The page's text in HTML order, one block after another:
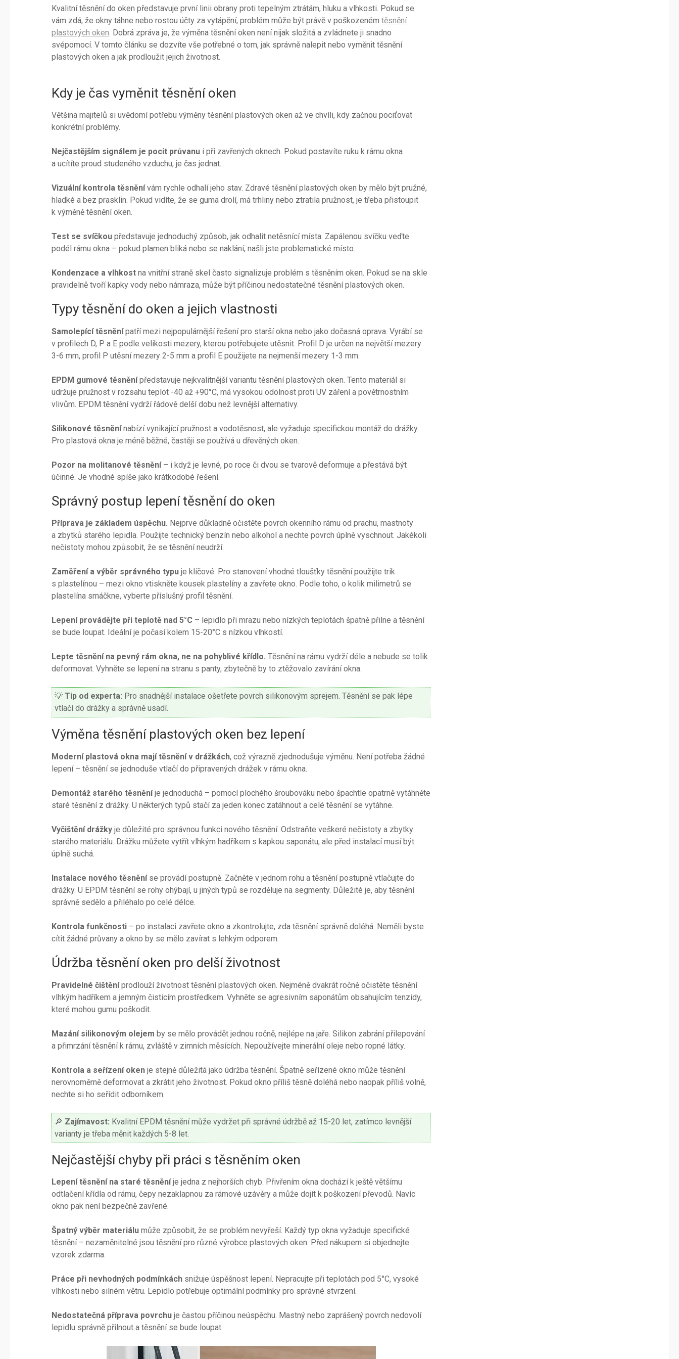
Kvalitní těsnění do oken představuje první linii obrany proti tepelným ztrátám, hluku a vlhkosti. Pokud se
vám zdá, že okny táhne nebo rostou účty za vytápění, problém může být právě v poškozeném těsnění
plastových oken . Dobrá zpráva je, že výměna těsnění oken není nijak složitá a zvládnete ji snadno
svépomocí. V tomto článku se dozvíte vše potřebné o tom, jak správně nalepit nebo vyměnit těsnění
plastových oken a jak prodlou­žit jejich životnost.
Kdy je čas vyměnit těsnění oken
Většina majitelů si uvědomí potřebu výměny těsnění plastových oken až ve chvíli, kdy začnou pociťovat
konkrétní problémy.
Nejčastějším signálem je pocit průvanu i při zavřených oknech. Pokud postavíte ruku k rámu okna
a ucítíte proud studeného vzduchu, je čas jednat.
Vizuální kontrola těsněnívám rychle odhalí jeho stav. Zdravé těsnění plastových oken by mělo být pružné,
hladké a bez prasklin. Pokud vidíte, že se guma drolí, má trhliny nebo ztratila pružnost, je třeba přistoupit
k výměně těsnění oken.
Test se svíčkou představuje jednoduchý způsob, jak odhalit netěsnící místa. Zapálenou svíčku veďte
podél rámu okna – pokud plamen bliká nebo se naklání, našli jste problematické místo.
Kondenzace a vlhkost na vnitřní straně skel často signalizuje problém s těsněním oken. Pokud se na skle
pravidelně tvoří kapky vody nebo námraza, může být příčinou nedostatečné těsnění plastových oken.
Typy těsnění do oken a jejich vlastnosti
Samolepící těsněnípatří mezi nejpopulárnější řešení pro starší okna nebo jako dočasná oprava. Vyrábí se
v profilech D, P a E podle velikosti mezery, kterou potřebujete utěsnit. Profil D je určen na největší mezery
3-6 mm, profil P utěsní mezery 2-5 mm a profil E použijete na nejmenší mezery 1-3 mm.
EPDM gumové těsněnípředstavuje nejkvalitnější variantu těsnění plastových oken. Tento materiál si
udržuje pružnost v rozsahu teplot -40 až +90°C, má vysokou odolnost proti UV záření a povětrnostním
vlivům. EPDM těsnění vydrží řádově delší dobu než levnější alternativy.
Silikonové těsněnínabízí vynikající pružnost a vodotěsnost, ale vyžaduje specifickou montáž do drážky.
Pro plastová okna je méně běžné, častěji se používá u dřevěných oken.
Pozor na molitanové těsnění– i když je levné, po roce či dvou se tvarově deformuje a přestává být
účinné. Je vhodné spíše jako krátkodobé řešení.
Správný postup lepení těsnění do oken
Příprava je základem úspěchu. Nejprve důkladně očistěte povrch okenního rámu od prachu, mastnoty
a zbytků starého lepidla. Použijte technický benzín nebo alkohol a nechte povrch úplně vyschnout. Jakékoli
nečistoty mohou způsobit, že se těsnění neudrží.
Zaměření a výběr správného typu je klíčové. Pro stanovení vhodné tloušťky těsnění použijte trik
s plastelínou – mezi okno vtiskněte kousek plastelíny a zavřete okno. Podle toho, o kolik milimetrů se
plastelína smáčkne, vyberte příslušný profil těsnění.
Lepení provádějte při teplotě nad 5°C – lepidlo při mrazu nebo nízkých teplotách špatně přilne a těsnění
se bude loupat. Ideální je počasí kolem 15-20°C s nízkou vlhkostí.
Lepte těsnění na pevný rám okna, ne na pohyblivé křídlo. Těsnění na rámu vydrží déle a nebude se tolik
deformovat. Vyhněte se lepení na stranu s panty, zbytečně by to ztěžovalo zavírání okna.
💡 Tip od experta: Pro snadnější instalace ošetřete povrch silikonovým sprejem. Těsnění se pak lépe
vtlačí do drážky a správně usadí.
Výměna těsnění plastových oken bez lepení
Moderní plastová okna mají těsnění v drážkách, což výrazně zjednodušuje výměnu. Není potřeba žádné
lepení – těsnění se jednoduše vtlačí do připravených drážek v rámu okna.
Demontáž starého těsněníje jednoduchá – pomocí plochého šroubováku nebo špachtle opatrně vytáhněte
staré těsnění z drážky. U některých typů stačí za jeden konec zatáhnout a celé těsnění se vytáhne.
Vyčištění drážky je důležité pro správnou funkci nového těsnění. Odstraňte veškeré nečistoty a zbytky
starého materiálu. Drážku můžete vytřít vlhkým hadříkem s kapkou saponátu, ale před instalací musí být
úplně suchá.
Instalace nového těsněníse provádí postupně. Začněte v jednom rohu a těsnění postupně vtlačujte do
drážky. U EPDM těsnění se rohy ohýbají, u jiných typů se rozděluje na segmenty. Důležité je, aby těsnění
správně sedělo a přiléhalo po celé délce.
Kontrola funkčnosti – po instalaci zavřete okno a zkontrolujte, zda těsnění správně doléhá. Neměli byste
cítit žádné průvany a okno by se mělo zavírat s lehkým odporem.
Údržba těsnění oken pro delší životnost
Pravidelné čištěníprodlouží životnost těsnění plastových oken. Nejméně dvakrát ročně očistěte těsnění
vlhkým hadříkem a jemným čisticím prostředkem. Vyhněte se agresivním saponátům obsahujícím tenzidy,
které mohou gumu poškodit.
Mazání silikonovým olejem by se mělo provádět jednou ročně, nejlépe na jaře. Silikon zabrání přilepování
a přimrzání těsnění k rámu, zvláště v zimních měsících. Nepoužívejte minerální oleje nebo ropné látky.
Kontrola a seřízení oken je stejně důležitá jako údržba těsnění. Špatně seřízené okno může těsnění
nerovnoměrně deformovat a zkrátit jeho životnost. Pokud okno příliš těsně doléhá nebo naopak příliš volně,
nechte si ho seřídit odborníkem.
🔎 Zajímavost: Kvalitní EPDM těsnění může vydržet při správné údržbě až 15-20 let, zatímco levnější
varianty je třeba měnit každých 5-8 let.
Nejčastější chyby při práci s těsněním oken
Lepení těsnění na staré těsněníje jedna z nejhorších chyb. Přivřením okna dochází k ještě většímu
odtlačení křídla od rámu, čepy nezaklapnou za rámové uzávěry a může dojít k poškození převodů. Navíc
okno pak není bezpečně zavřené.
Špatný výběr materiálu může způsobit, že se problém nevyřeší. Každý typ okna vyžaduje specifické
těsnění – nezaměnitelné jsou těsnění pro různé výrobce plastových oken. Před nákupem si objednejte
vzorek zdarma.
Práce při nevhodných podmínkách snižuje úspěšnost lepení. Nepracujte při teplotách pod 5°C, vysoké
vlhkosti nebo silném větru. Lepidlo potřebuje optimální podmínky pro správné stvrzení.
Nedostatečná příprava povrchu je častou příčinou neúspěchu. Mastný nebo zaprášený povrch nedovolí
lepidlu správně přilnout a těsnění se bude loupat.